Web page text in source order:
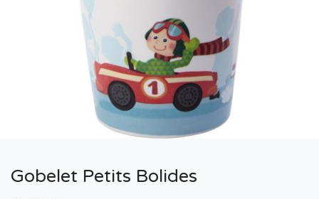
Gobelet Petits Bolides